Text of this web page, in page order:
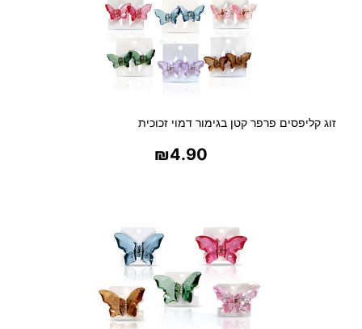
זוג קליפסים פרפר קטן בגימור דמוי זכוכית
₪4.90